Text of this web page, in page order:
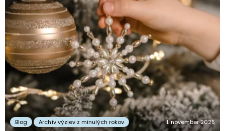
Blog Archív výziev z minulých rokov 1. november 2025